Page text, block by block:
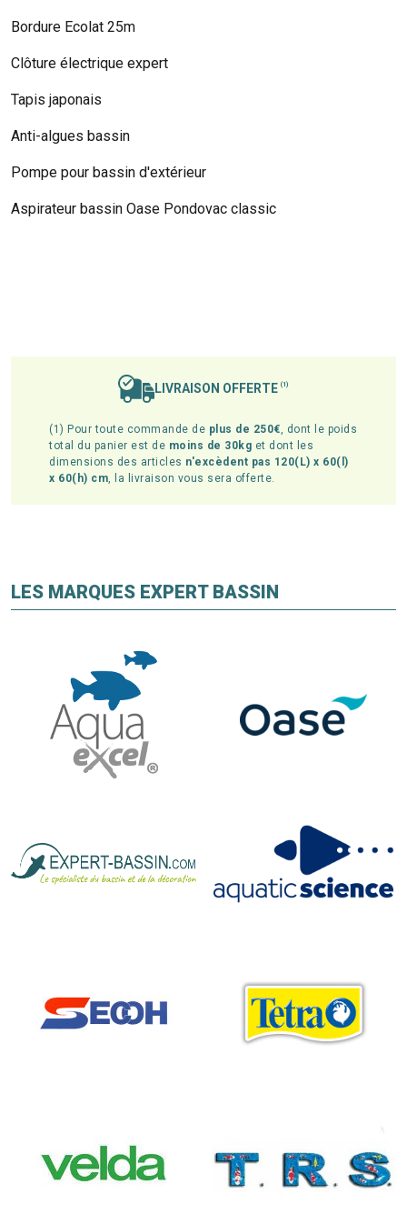
Bordure Ecolat 25m
Clôture électrique expert
Tapis japonais
Anti-algues bassin
Pompe pour bassin d'extérieur
Aspirateur bassin Oase Pondovac classic
LIVRAISON OFFERTE (1)
(1) Pour toute commande de plus de 250€, dont le poids
total du panier est de moins de 30kg et dont les
dimensions des articles n'excèdent pas 120(L) x 60(l)
x 60(h) cm, la livraison vous sera offerte.
LES MARQUES EXPERT BASSIN